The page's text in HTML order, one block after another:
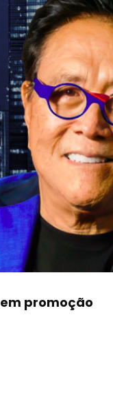
promoção